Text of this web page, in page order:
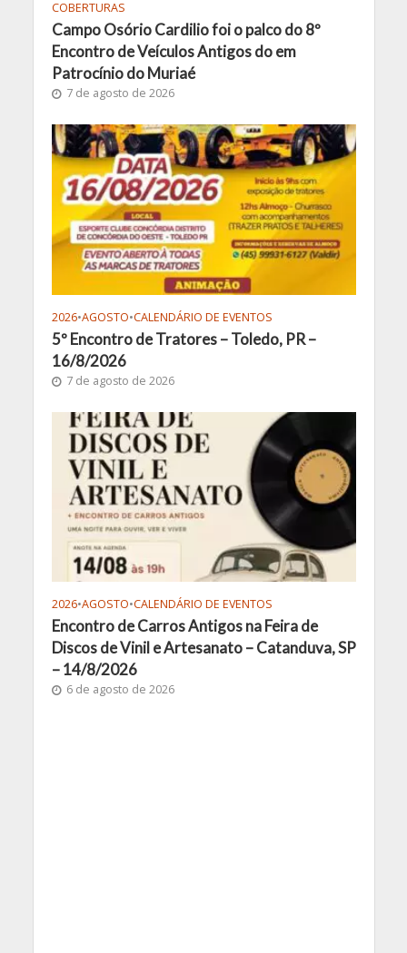
COBERTURAS
Campo Osório Cardilio foi o palco do 8º
Encontro de Veículos Antigos do em
Patrocínio do Muriaé
7 de agosto de 2026
2026•AGOSTO•CALENDÁRIO DE EVENTOS
5º Encontro de Tratores – Toledo, PR –
16/8/2026
7 de agosto de 2026
2026•AGOSTO•CALENDÁRIO DE EVENTOS
Encontro de Carros Antigos na Feira de
Discos de Vinil e Artesanato – Catanduva, SP
– 14/8/2026
6 de agosto de 2026